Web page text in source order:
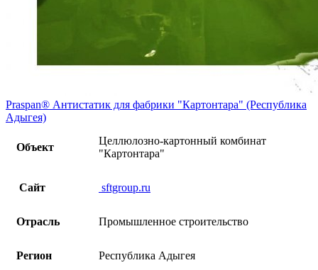
Praspan® Антистатик для фабрики "Картонтара" (Республика
Адыгея)
Объект
Целлюлозно-картонный комбинат
"Картонтара"
Сайт sftgroup.ru
Отрасль Промышленное строительство
Регион Республика Адыгея